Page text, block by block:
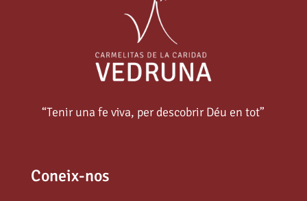
“Tenir una fe viva, per descobrir Déu en tot”
Coneix-nos